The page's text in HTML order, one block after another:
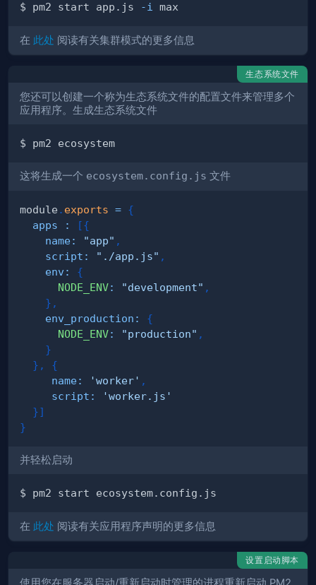
$ pm2 start app.js -i
在 此处 阅读有关集群模式的更多信息
生态系统文件
您还可以创建一个称为生态系统文件的配置文件来管理多个
应用程序。生成生态系统文件
这将生成一个 ecosystem.config.js 文件
module . exports = {
apps
: [{
name: "app" ,
script : "./app.js" ,
env :
{
NODE_ENV: "development" ,
} ,
env_production :
{
NODE_ENV: "production" ,
}
} ,
{
name: 'worker' ,
script :
'worker.js'
}]
}
并轻松启动
在 此处 阅读有关应用程序声明的更多信息
设置启动脚本